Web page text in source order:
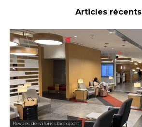
Articles récents
Revues de salons d'aéroport